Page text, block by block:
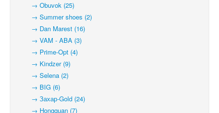
→ Obuvok (25)
→ Summer shoes (2)
→ Dan Marest (16)
→ VAM - ABA (3)
→ Prime-Opt (4)
→ Kindzer (9)
→ Selena (2)
→ BIG (6)
→ Захар-Gold (24)
→ Hongquan (7)